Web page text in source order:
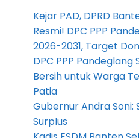
Kejar PAD, DPRD
Resmi! DPC PPP
2026-2031, Target
DPC PPP Pandeglang
Bersih untuk Warga
Patia
Gubernur Andra Soni:
Surplus